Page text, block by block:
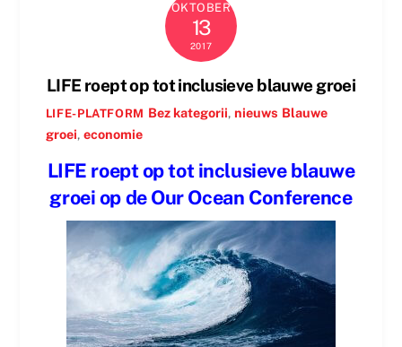
OKTOBER
13
2017
LIFE roept op tot inclusieve blauwe groei
LIFE-PLATFORM Bez kategorii, nieuws Blauwe
groei, economie
LIFE roept op tot inclusieve blauwe
groei op de Our Ocean Conference